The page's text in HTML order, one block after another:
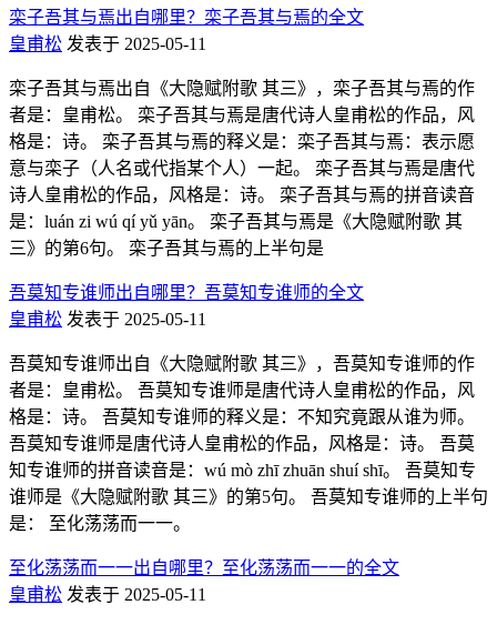
栾子吾其与焉出自哪里？栾子吾其与焉的全文
皇甫松 发表于 2025-05-11
栾子吾其与焉出自《大隐赋附歌 其三》，栾子吾其与焉的作
者是：皇甫松。 栾子吾其与焉是唐代诗人皇甫松的作品，风
格是：诗。 栾子吾其与焉的释义是：栾子吾其与焉：表示愿
意与栾子（人名或代指某个人）一起。 栾子吾其与焉是唐代
诗人皇甫松的作品，风格是：诗。 栾子吾其与焉的拼音读音
是：luán zi wú qí yǔ yān。 栾子吾其与焉是《大隐赋附歌 其
三》的第6句。 栾子吾其与焉的上半句是
吾莫知专谁师出自哪里？吾莫知专谁师的全文
皇甫松 发表于 2025-05-11
吾莫知专谁师出自《大隐赋附歌 其三》，吾莫知专谁师的作
者是：皇甫松。 吾莫知专谁师是唐代诗人皇甫松的作品，风
格是：诗。 吾莫知专谁师的释义是：不知究竟跟从谁为师。
吾莫知专谁师是唐代诗人皇甫松的作品，风格是：诗。 吾莫
知专谁师的拼音读音是：wú mò zhī zhuān shuí shī。 吾莫知专
谁师是《大隐赋附歌 其三》的第5句。 吾莫知专谁师的上半句
是： 至化荡荡而一一。
至化荡荡而一一出自哪里？至化荡荡而一一的全文
皇甫松 发表于 2025-05-11